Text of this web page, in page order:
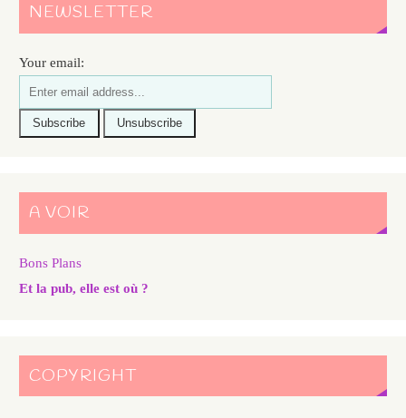
NEWSLETTER
Your email:
A VOIR
Bons Plans
Et la pub, elle est où ?
COPYRIGHT